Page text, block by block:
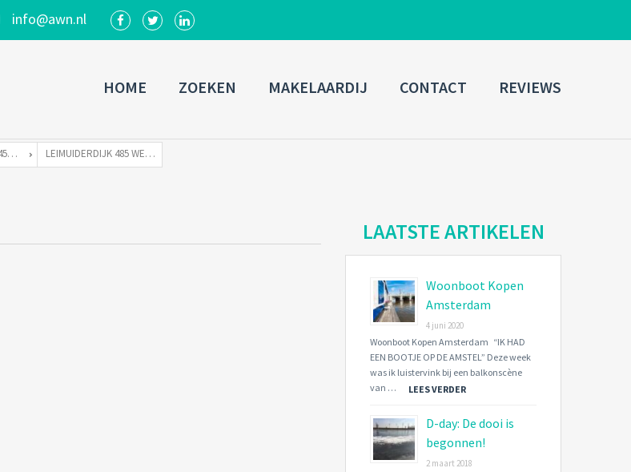
info@awn.nl
Username
Connect with:
Forgot
password? SIGN IN
Remember me
HOME ZOEKEN MAKELAARDIJ CONTACT REVIEWS
KERKLAAN 21-W TE 2451 VX LEIMUIDEN LEIMUIDERDIJK 485 WETERINGBRUG-22
LAATSTE ARTIKELEN
Woonboot Kopen
Amsterdam
4 juni 2020
Woonboot Kopen Amsterdam “IK HAD
EEN BOOTJE OP DE AMSTEL” Deze week
was ik luistervink bij een balkonscène
van …
LEES VERDER
D-day: De dooi is
begonnen!
2 maart 2018